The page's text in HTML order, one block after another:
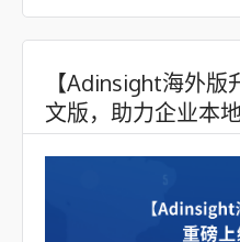
【Adinsight海外
文版，助力企业本